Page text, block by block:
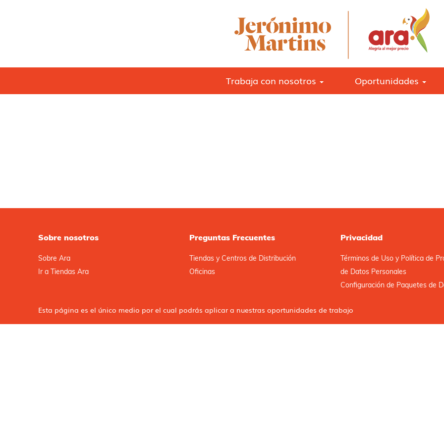
Trabaja con nosotros Oportunidades
Sobre nosotros
Sobre Ara
Ir a Tiendas Ara
Preguntas Frecuentes
Tiendas y Centros de Distribución
Oficinas
Privacidad
Términos de Uso y Política de
de Datos Personales
Configuración de Paquetes de
Esta página es el único medio por el cual podrás aplicar a nuestras oportunidades de trabajo